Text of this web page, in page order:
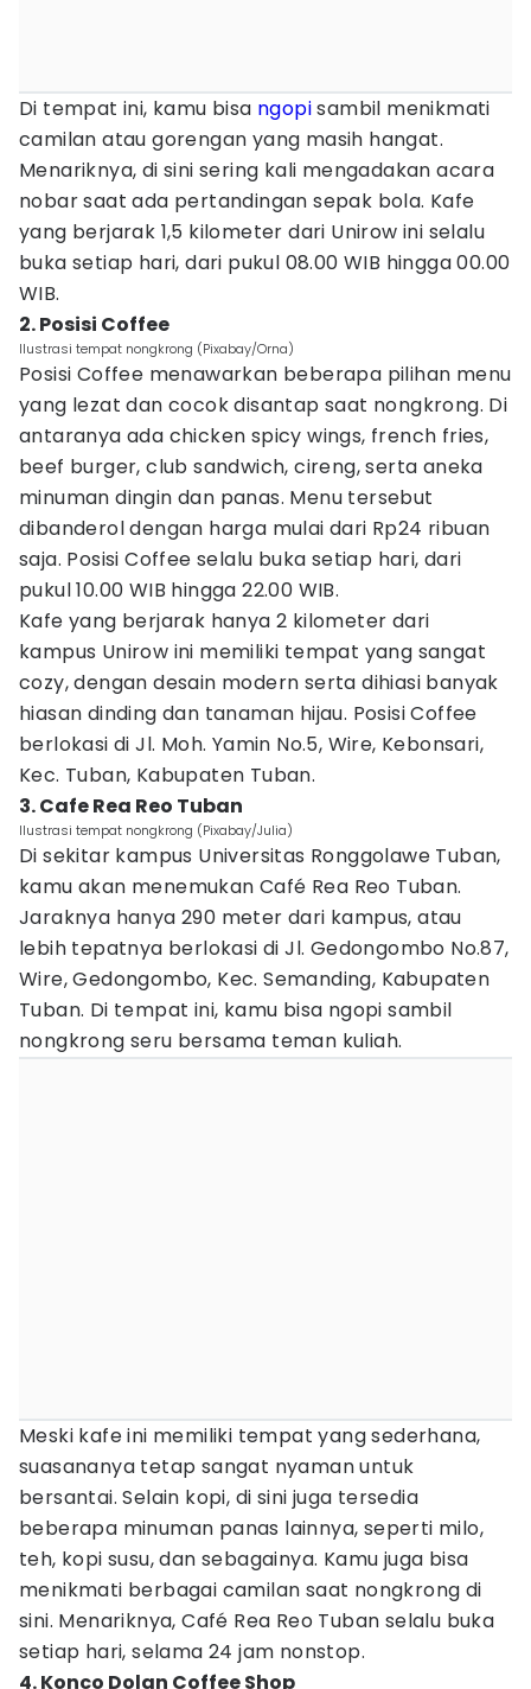
Di tempat ini, kamu bisa ngopisambil menikmati
camilan atau gorengan yang masih hangat.
Menariknya, di sini sering kali mengadakan acara
nobar saat ada pertandingan sepak bola. Kafe
yang berjarak 1,5 kilometer dari Unirow ini selalu
buka setiap hari, dari pukul 08.00 WIB hingga 00.00
WIB.
2. Posisi Coffee
Ilustrasi tempat nongkrong (Pixabay/Orna)
Posisi Coffee menawarkan beberapa pilihan menu
yang lezat dan cocok disantap saat nongkrong. Di
antaranya ada chicken spicy wings, french fries,
beef burger, club sandwich, cireng, serta aneka
minuman dingin dan panas. Menu tersebut
dibanderol dengan harga mulai dari Rp24 ribuan
saja. Posisi Coffee selalu buka setiap hari, dari
pukul 10.00 WIB hingga 22.00 WIB.
Kafe yang berjarak hanya 2 kilometer dari
kampus Unirow ini memiliki tempat yang sangat
cozy, dengan desain modern serta dihiasi banyak
hiasan dinding dan tanaman hijau. Posisi Coffee
berlokasi di Jl. Moh. Yamin No.5, Wire, Kebonsari,
Kec. Tuban, Kabupaten Tuban.
3. Cafe Rea Reo Tuban
Ilustrasi tempat nongkrong (Pixabay/Julia)
Di sekitar kampus Universitas Ronggolawe Tuban,
kamu akan menemukan Café Rea Reo Tuban.
Jaraknya hanya 290 meter dari kampus, atau
lebih tepatnya berlokasi di Jl. Gedongombo No.87,
Wire, Gedongombo, Kec. Semanding, Kabupaten
Tuban. Di tempat ini, kamu bisa ngopi sambil
nongkrong seru bersama teman kuliah.
Meski kafe ini memiliki tempat yang sederhana,
suasananya tetap sangat nyaman untuk
bersantai. Selain kopi, di sini juga tersedia
beberapa minuman panas lainnya, seperti milo,
teh, kopi susu, dan sebagainya. Kamu juga bisa
menikmati berbagai camilan saat nongkrong di
sini. Menariknya, Café Rea Reo Tuban selalu buka
setiap hari, selama 24 jam nonstop.
4. Konco Dolan Coffee Shop